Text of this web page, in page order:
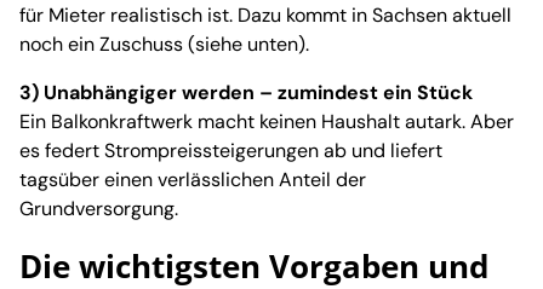
für Mieter realistisch ist. Dazu kommt in Sachsen aktuell
noch ein Zuschuss (siehe unten).
3) Unabhängiger werden – zumindest ein Stück
Ein Balkonkraftwerk macht keinen Haushalt autark. Aber
es federt Strompreissteigerungen ab und liefert
tagsüber einen verlässlichen Anteil der
Grundversorgung.
Die wichtigsten Vorgaben und